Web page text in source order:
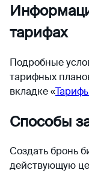
тарифах
Подробные
тарифных
вкладке «
Способы
Создать бронь
действующую